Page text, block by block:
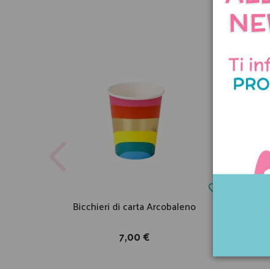
Bicchieri di carta Arcobaleno
7,00 €